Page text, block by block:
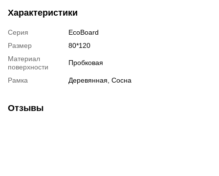
Характеристики
Серия
EcoBoard
Размер
80*120
Материал
поверхности
Пробковая
Рамка Деревянная, Сосна
Отзывы